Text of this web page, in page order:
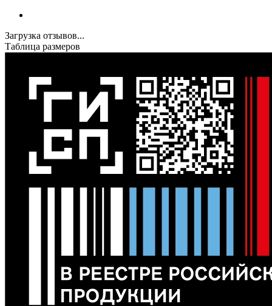
Загрузка отзывов...
Таблица размеров